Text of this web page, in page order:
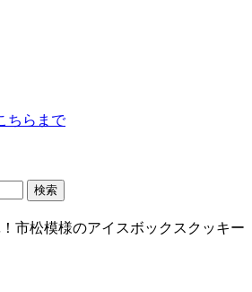
ちらまで
市松模様のアイスボックスクッキー